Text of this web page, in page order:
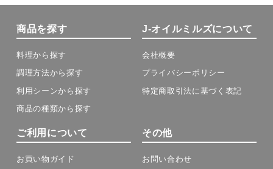
商品を探す
料理から探す
調理方法から探す
利用シーンから探す
商品の種類から探す
J-オイルミルズについて
会社概要
プライバシーポリシー
特定商取引法に基づく表記
ご利用について
お買い物ガイド
その他
お問い合わせ